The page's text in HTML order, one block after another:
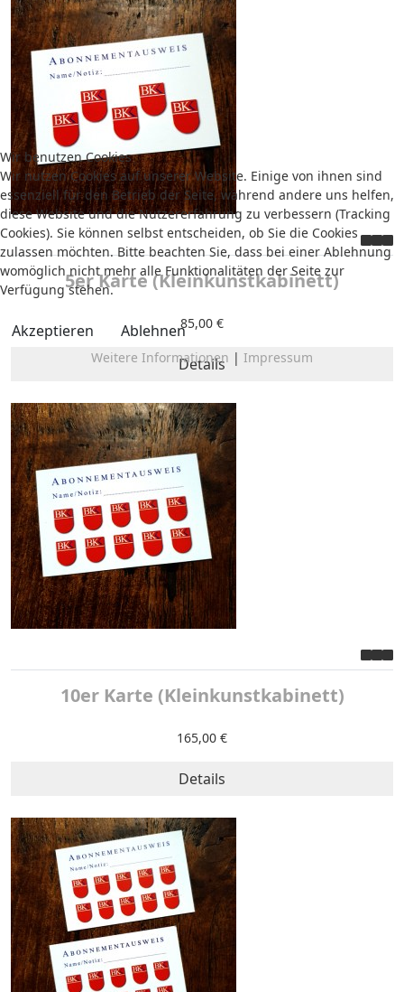
5er Karte (Kleinkunstkabinett)
85,00 €
Details
10er Karte (Kleinkunstkabinett)
165,00 €
Details
Wir benutzen Cookies
Wir nutzen Cookies auf unserer Website. Einige von ihnen sind
essenziell für den Betrieb der Seite, während andere uns helfen,
diese Website und die Nutzererfahrung zu verbessern (Tracking
Cookies). Sie können selbst entscheiden, ob Sie die Cookies
zulassen möchten. Bitte beachten Sie, dass bei einer Ablehnung
womöglich nicht mehr alle Funktionalitäten der Seite zur
Verfügung stehen.
Akzeptieren Ablehnen
Weitere Informationen | Impressum